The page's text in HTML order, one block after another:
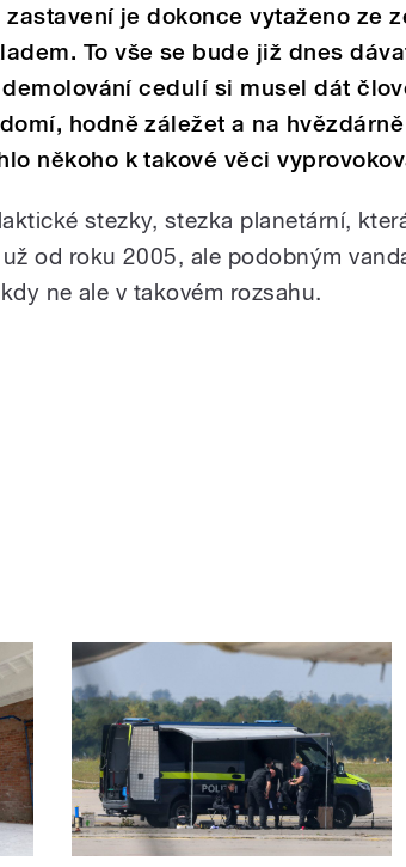
je dokonce vytaženo ze
To vše se bude již dnes
cedulí si musel dát
hodně záležet a na
někoho k takové věci
stezky, stezka planetární,
od roku 2005, ale podobným
ne ale v takovém rozsahu.